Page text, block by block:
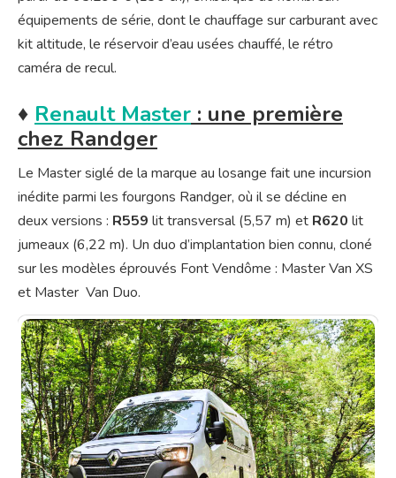
équipements de série, dont le chauffage sur carburant avec
kit altitude, le réservoir d’eau usées chauffé, le rétro
caméra de recul.
♦ Renault Master : une première
chez Randger
Le Master siglé de la marque au losange fait une incursion
inédite parmi les fourgons Randger, où il se décline en
deux versions : R559 lit transversal (5,57 m) et R620 lit
jumeaux (6,22 m). Un duo d’implantation bien connu, cloné
sur les modèles éprouvés Font Vendôme : Master Van XS
et Master Van Duo.